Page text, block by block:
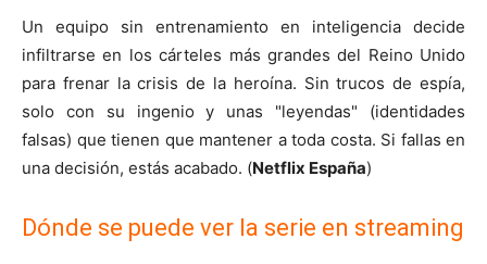
Un equipo sin entrenamiento en inteligencia decide
infiltrarse en los cárteles más grandes del Reino Unido
para frenar la crisis de la heroína. Sin trucos de espía,
solo con su ingenio y unas "leyendas" (identidades
falsas) que tienen que mantener a toda costa. Si fallas en
una decisión, estás acabado. (Netflix España)
Dónde se puede ver la serie en streaming